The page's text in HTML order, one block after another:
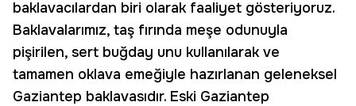
baklavacılardan biri olarak faaliyet gösteriyoruz.
Baklavalarımız, taş fırında meşe odunuyla
pişirilen, sert buğday unu kullanılarak ve
tamamen oklava emeğiyle hazırlanan geleneksel
Gaziantep baklavasıdır. Eski Gaziantep